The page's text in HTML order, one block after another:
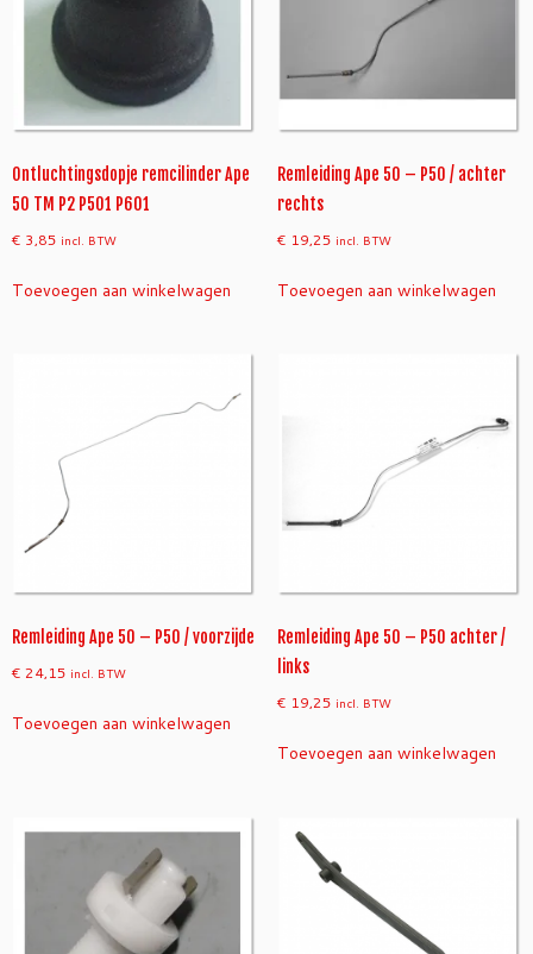
Ontluchtingsdopje remcilinder Ape
50 TM P2 P501 P601
€ 3,85 incl. BTW
Toevoegen aan winkelwagen
Remleiding Ape 50 – P50 / achter
rechts
€ 19,25 incl. BTW
Toevoegen aan winkelwagen
Remleiding Ape 50 – P50 / voorzijde
€ 24,15 incl. BTW
Toevoegen aan winkelwagen
Remleiding Ape 50 – P50 achter /
links
€ 19,25 incl. BTW
Toevoegen aan winkelwagen